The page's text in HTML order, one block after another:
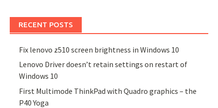
RECENT POSTS
Fix lenovo z510 screen brightness in Windows 10
Lenovo Driver doesn’t retain settings on restart of
Windows 10
First Multimode ThinkPad with Quadro graphics – the
P40 Yoga